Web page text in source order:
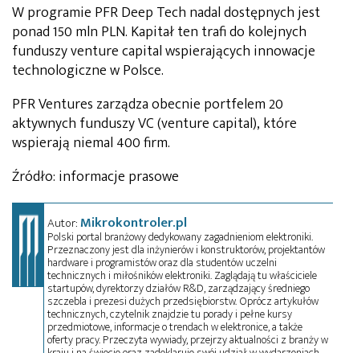
W programie PFR Deep Tech nadal dostępnych jest
ponad 150 mln PLN. Kapitał ten trafi do kolejnych
funduszy venture capital wspierających innowacje
technologiczne w Polsce.
PFR Ventures zarządza obecnie portfelem 20
aktywnych funduszy VC (venture capital), które
wspierają niemal 400 firm.
Źródło: informacje prasowe
Autor:Mikrokontroler.pl
Polski portal branżowy dedykowany zagadnieniom elektroniki.
Przeznaczony jest dla inżynierów i konstruktorów, projektantów
hardware i programistów oraz dla studentów uczelni
technicznych i miłośników elektroniki. Zaglądają tu właściciele
startupów, dyrektorzy działów R&D, zarządzający średniego
szczebla i prezesi dużych przedsiębiorstw. Oprócz artykułów
technicznych, czytelnik znajdzie tu porady i pełne kursy
przedmiotowe, informacje o trendach w elektronice, a także
oferty pracy. Przeczyta wywiady, przejrzy aktualności z branży w